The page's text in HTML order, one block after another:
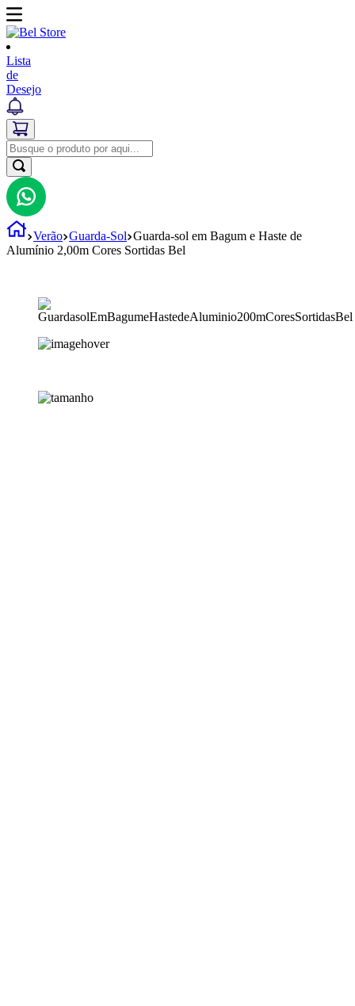
Lista
de
Desejo
Verão Guarda-Sol Guarda-sol em Bagum e Haste de
Alumínio 2,00m Cores Sortidas Bel